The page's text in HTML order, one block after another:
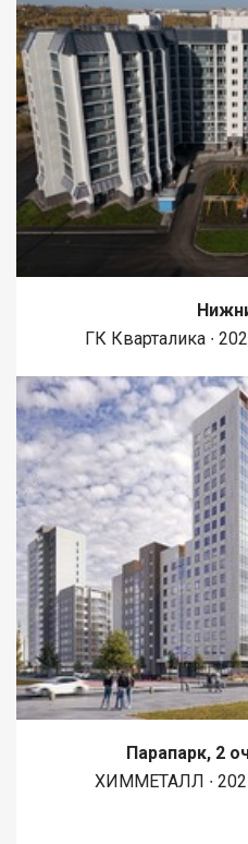
ГК Кварталика ∙
Парапарк, 2
ХИММЕТАЛЛ ∙